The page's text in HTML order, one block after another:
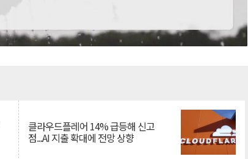
클라우드플레어 14% 급등해 신고
점...AI 지출 확대에 전망 상향